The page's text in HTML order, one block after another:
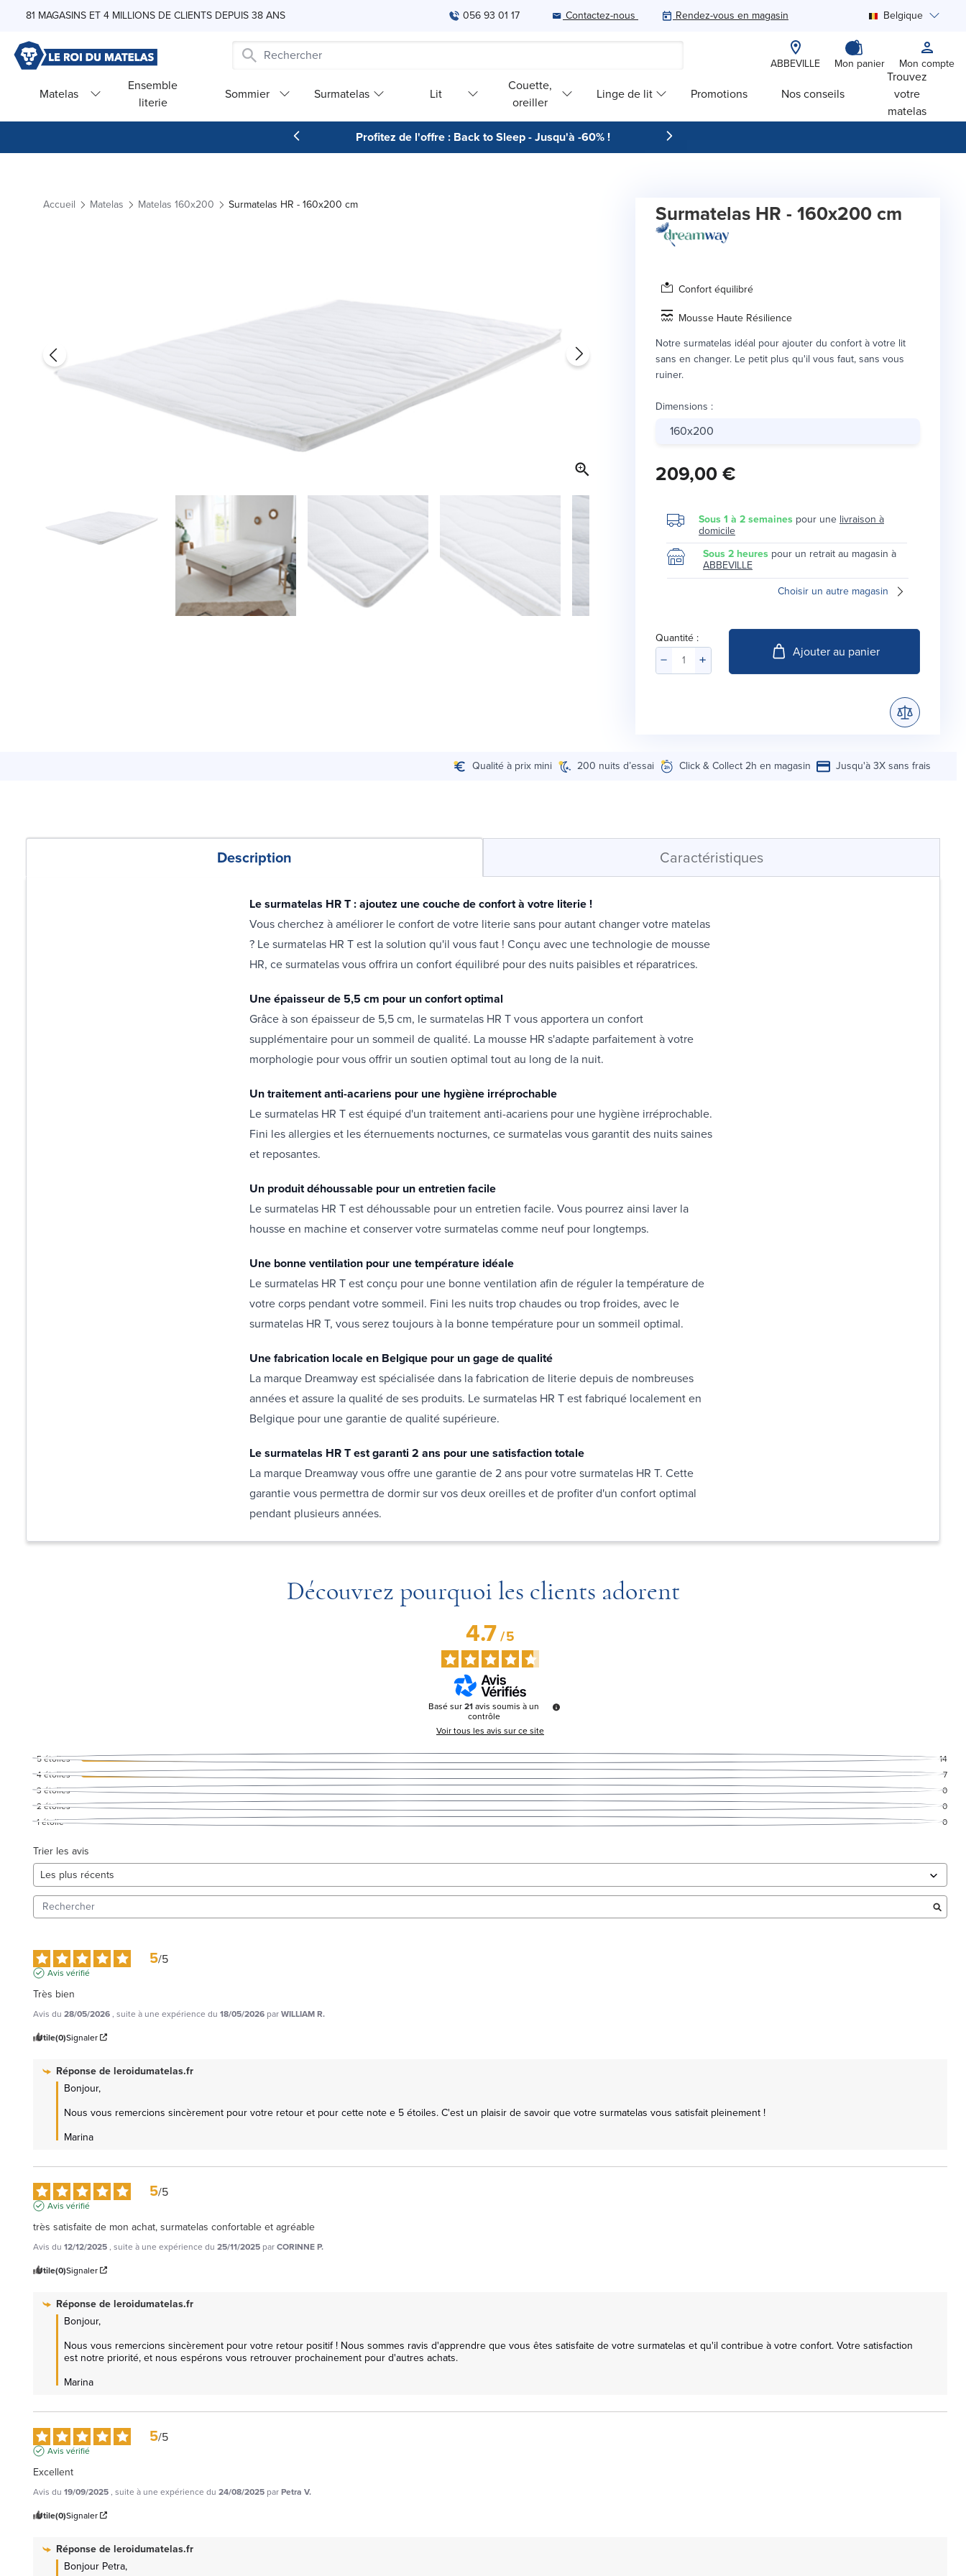
Skip to Content
81 MAGASINS ET 4 MILLIONS DE CLIENTS DEPUIS 38 ANS 056 93 01 17 Contactez-nous Rendez-vous en magasin Belgique
ABBEVILLE Mon panier Mon compte
Matelas
Ensemble
literie
Sommier Surmatelas Lit
Couette,
oreiller
Linge de lit Promotions Nos conseils
Trouvez
votre
matelas
Profitez de l'offre : Back to Sleep - Jusqu'à -60% !
Accueil Matelas Matelas 160x200 Surmatelas HR - 160x200 cm Surmatelas HR - 160x200 cm
Confort équilibré
Mousse Haute Résilience
Notre surmatelas idéal pour ajouter du confort à votre lit
sans en changer. Le petit plus qu'il vous faut, sans vous
ruiner.
Dimensions :
160x200
209,00 €
Sous 1 à 2 semaines pour une livraison à
domicile
Sous 2 heures pour un retrait au magasin à
ABBEVILLE
Choisir un autre magasin
Quantité :
Ajouter au panier
Qualité à prix mini 200 nuits d’essai Click & Collect 2h en magasin Jusqu'à 3X sans frais
Description Caractéristiques
Le surmatelas HR T : ajoutez une couche de confort à votre literie !
Vous cherchez à améliorer le confort de votre literie sans pour autant changer votre matelas
? Le surmatelas HR T est la solution qu'il vous faut ! Conçu avec une technologie de mousse
HR, ce surmatelas vous offrira un confort équilibré pour des nuits paisibles et réparatrices.
Une épaisseur de 5,5 cm pour un confort optimal
Grâce à son épaisseur de 5,5 cm, le surmatelas HR T vous apportera un confort
supplémentaire pour un sommeil de qualité. La mousse HR s'adapte parfaitement à votre
morphologie pour vous offrir un soutien optimal tout au long de la nuit.
Un traitement anti-acariens pour une hygiène irréprochable
Le surmatelas HR T est équipé d'un traitement anti-acariens pour une hygiène irréprochable.
Fini les allergies et les éternuements nocturnes, ce surmatelas vous garantit des nuits saines
et reposantes.
Un produit déhoussable pour un entretien facile
Le surmatelas HR T est déhoussable pour un entretien facile. Vous pourrez ainsi laver la
housse en machine et conserver votre surmatelas comme neuf pour longtemps.
Une bonne ventilation pour une température idéale
Le surmatelas HR T est conçu pour une bonne ventilation afin de réguler la température de
votre corps pendant votre sommeil. Fini les nuits trop chaudes ou trop froides, avec le
surmatelas HR T, vous serez toujours à la bonne température pour un sommeil optimal.
Une fabrication locale en Belgique pour un gage de qualité
La marque Dreamway est spécialisée dans la fabrication de literie depuis de nombreuses
années et assure la qualité de ses produits. Le surmatelas HR T est fabriqué localement en
Belgique pour une garantie de qualité supérieure.
Le surmatelas HR T est garanti 2 ans pour une satisfaction totale
La marque Dreamway vous offre une garantie de 2 ans pour votre surmatelas HR T. Cette
garantie vous permettra de dormir sur vos deux oreilles et de profiter d'un confort optimal
pendant plusieurs années.
Découvrez pourquoi les clients adorent
4.7/5
Basé sur21avis soumis à un
contrôle
Voir tous les avis sur ce site
5étoiles
14
4étoiles
7
3 étoiles
0
2étoiles
0
1étoile 0
Trier les avis
5/5
Avis vérifié
Très bien
Avis du 28/05/2026, suite à une expérience du 18/05/2026 parWILLIAM R.
Utile(0)Signaler
Réponse deleroidumatelas.fr
Bonjour,
Nous vous remercions sincèrement pour votre retour et pour cette note e 5 étoiles. C'est un plaisir de savoir que votre surmatelas vous satisfait pleinement !
Marina
5/5
Avis vérifié
très satisfaite de mon achat, surmatelas confortable et agréable
Avis du 12/12/2025, suite à une expérience du 25/11/2025 parCORINNE P.
Utile(0)Signaler
Réponse deleroidumatelas.fr
Bonjour,
Nous vous remercions sincèrement pour votre retour positif ! Nous sommes ravis d'apprendre que vous êtes satisfaite de votre surmatelas et qu'il contribue à votre confort. Votre satisfaction
est notre priorité, et nous espérons vous retrouver prochainement pour d'autres achats.
Marina
5/5
Avis vérifié
Excellent
Avis du 19/09/2025, suite à une expérience du 24/08/2025 parPetra V.
Utile(0)Signaler
Réponse deleroidumatelas.fr
Bonjour Petra,